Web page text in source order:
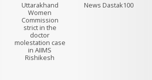
Uttarakhand
Women
Commission
strict in the
doctor
molestation case
in AIIMS
Rishikesh
News Dastak100